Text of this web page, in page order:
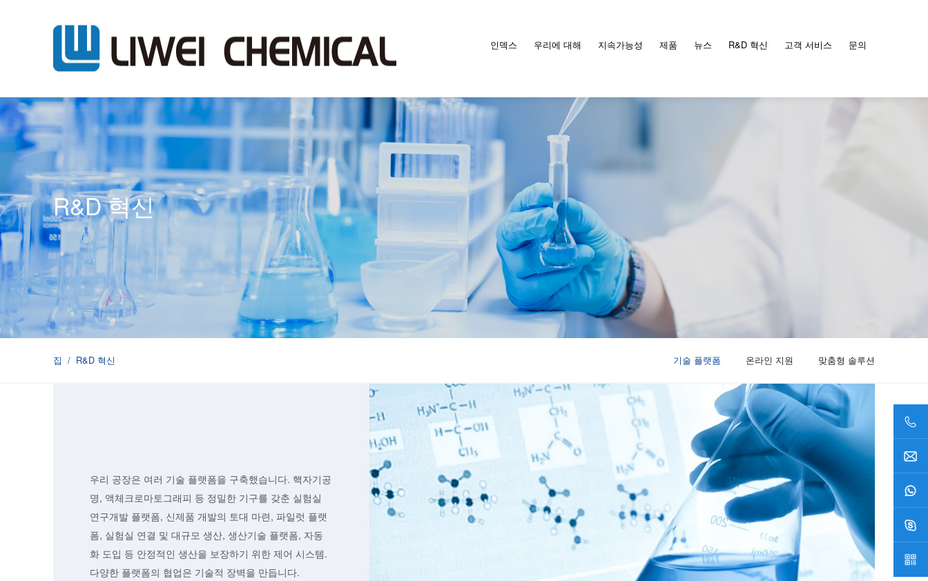
인덱스 우리에 대해 지속가능성 제품 뉴스 R&D 혁신 고객 서비스 문의
R&D 혁신
집 / R&D 혁신 기술 플랫폼 온라인 지원 맞춤형 솔루션
우리 공장은 여러 기술 플랫폼을 구축했습니다. 핵자기공
명, 액체크로마토그래피 등 정밀한 기구를 갖춘 실험실
연구개발 플랫폼, 신제품 개발의 토대 마련, 파일럿 플랫
폼, 실험실 연결 및 대규모 생산, 생산기술 플랫폼, 자동
화 도입 등 안정적인 생산을 보장하기 위한 제어 시스템.
다양한 플랫폼의 협업은 기술적 장벽을 만듭니다.